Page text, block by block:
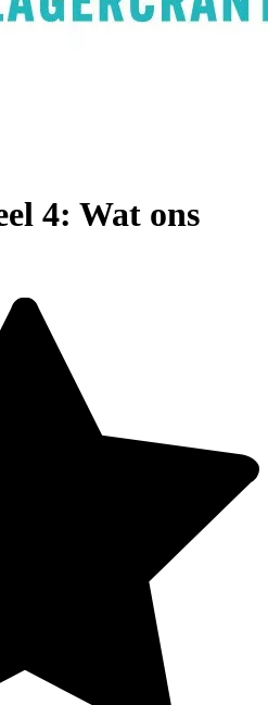
4: Wat ons